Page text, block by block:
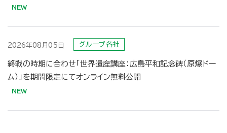
2026年08月05日 グループ各社
終戦の時期に合わせ「世界遺産講座：広島平和記念碑（原爆ドー
ム）」を期間限定にてオンライン無料公開